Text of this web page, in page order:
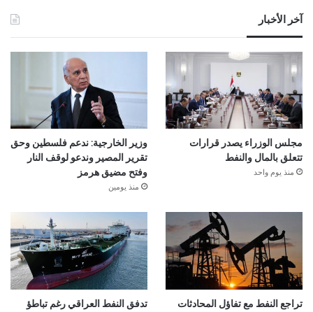
آخر الأخبار
مجلس الوزراء يصدر قرارات
تتعلق بالمال والنفط
منذ يوم واحد
وزير الخارجية: ندعم فلسطين وحق
تقرير المصير وندعو لوقف النار
وفتح مضيق هرمز
منذ يومين
تراجع النفط مع تفاؤل المحادثات
تدفق النفط العراقي رغم تباطؤ